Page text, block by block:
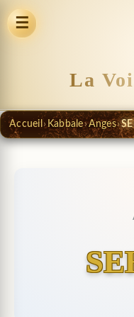
☰
La
Accueil › Kabbale›Anges›